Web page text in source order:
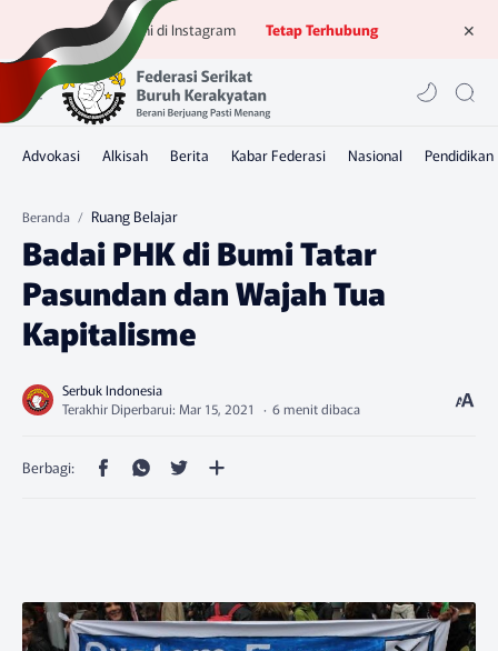
Ikuti kami di Instagram Tetap Terhubung
Beranda Ruang Belajar
Badai PHK di Bumi Tatar
Pasundan dan Wajah Tua
Kapitalisme
6 menit dibaca